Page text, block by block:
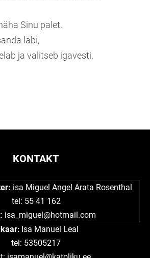
Sinu palet.
läbi,
ja valitseb igavesti.
KONTAKT
isa Miguel Angel Arata Rosenthal
tel: 55 41 162
isa_miguel@hotmail.com
: Isa Manuel Leal
tel: 53505217